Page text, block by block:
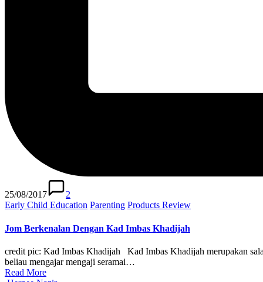
25/08/2017
2
Posted
Early Child Education Parenting Products Review
Jom Berkenalan Dengan Kad Imbas Khadijah
credit pic: Kad Imbas Khadijah Kad Imbas Khadijah merupakan
beliau mengajar mengaji seramai…
Read More